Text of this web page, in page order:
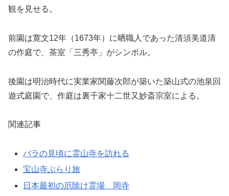
観を見せる。
前園は寛文12年（1673年）に晒職人であった清須美道清
の作庭で、茶室「三秀亭」がシンボル。
後園は明治時代に実業家関藤次郎が築いた築山式の池泉回
遊式庭園で、作庭は裏千家十二世又妙斎宗室による。
関連記事
バラの見頃に霊山寺を訪れる
宝山寺ぶらり旅
日本最初の厄除け霊場 岡寺